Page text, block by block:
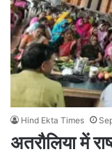
Hind Ekta Times
अतरौलिया में